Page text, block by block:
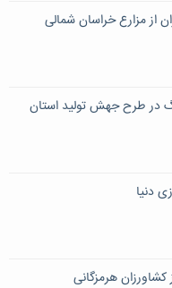
و گلرنگ در طرح جهش تولید استان
دنیا